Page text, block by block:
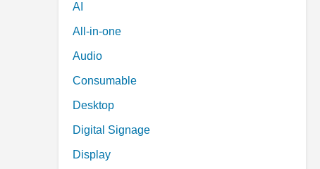
AI
All-in-one
Audio
Consumable
Desktop
Digital Signage
Display